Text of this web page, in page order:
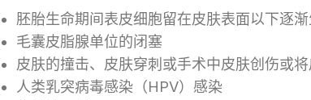
胚胎生命期间表皮细胞留在皮肤表面以下逐
毛囊皮脂腺单位的闭塞
皮肤的撞击、皮肤穿刺或手术中皮肤创伤或
人类乳突病毒感染（HPV）感染